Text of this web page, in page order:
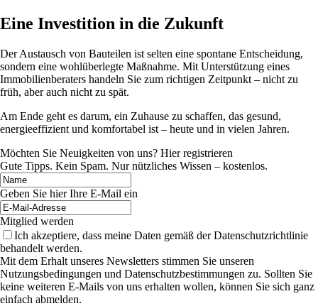
Eine Investition in die Zukunft
Der Austausch von Bauteilen ist selten eine spontane Entscheidung,
sondern eine wohlüberlegte Maßnahme. Mit Unterstützung eines
Immobilienberaters handeln Sie zum richtigen Zeitpunkt – nicht zu
früh, aber auch nicht zu spät.
Am Ende geht es darum, ein Zuhause zu schaffen, das gesund,
energieeffizient und komfortabel ist – heute und in vielen Jahren.
Möchten Sie Neuigkeiten von uns? Hier registrieren
Gute Tipps. Kein Spam. Nur nützliches Wissen – kostenlos.
Geben Sie hier Ihre E-Mail ein
Mitglied werden
Ich akzeptiere, dass meine Daten gemäß der Datenschutzrichtlinie
behandelt werden.
Mit dem Erhalt unseres Newsletters stimmen Sie unseren
Nutzungsbedingungen und Datenschutzbestimmungen zu. Sollten Sie
keine weiteren E-Mails von uns erhalten wollen, können Sie sich ganz
einfach abmelden.